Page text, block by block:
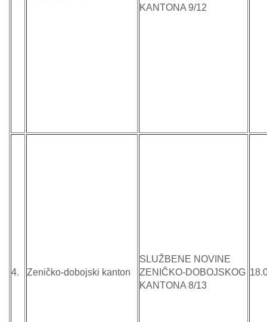
KANTONA 9/12
4. Zeničko-dobojski kanton
SLUŽBENE NOVINE
ZENIĈKO-DOBOJSKOG
KANTONA 8/13